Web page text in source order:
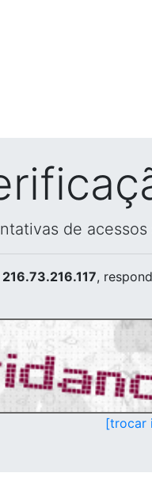
de
216.73.216.117,
[trocar